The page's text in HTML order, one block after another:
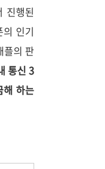
진행된
인기
플의 판
통신 3
해 하는